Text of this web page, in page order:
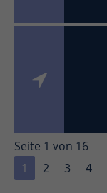
Seite 1 von 16
1
2 3 4